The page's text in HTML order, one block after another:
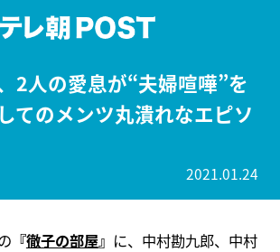
2人の愛息が“夫婦喧嘩”を
てのメンツ丸潰れなエピソ
2021.01.24
『徹子の部屋』 に、中村勘九郎、中村